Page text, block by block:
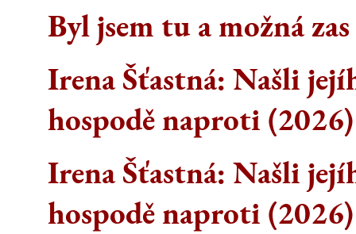
Byl jsem tu a možná
Irena Šťastná: Našli
hospodě naproti (2026)
Irena Šťastná: Našli
hospodě naproti (2026)